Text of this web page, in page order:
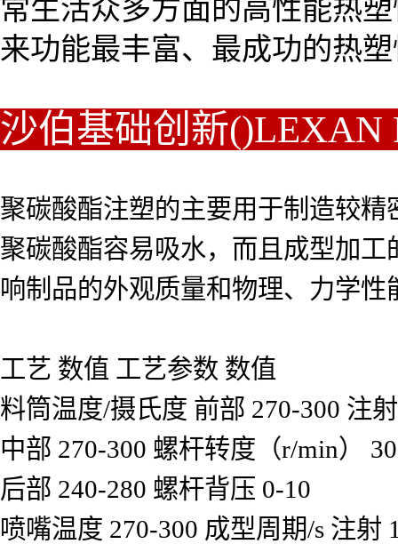
常生活众多方面的高性能热
来功能最丰富、最成功的热
沙伯基础创新
聚碳酸酯注塑的主要用于制造较
聚碳酸酯容易吸水，而且成型加
响制品的外观质量和物理、力学
工艺 数值 工艺参数 数值
料筒温度/摄氏度 前部 270-300 注
中部 270-300 螺杆转度（r/min）
后部 240-280 螺杆背压 0-10
喷嘴温度 270-300 成型周期/s 注射